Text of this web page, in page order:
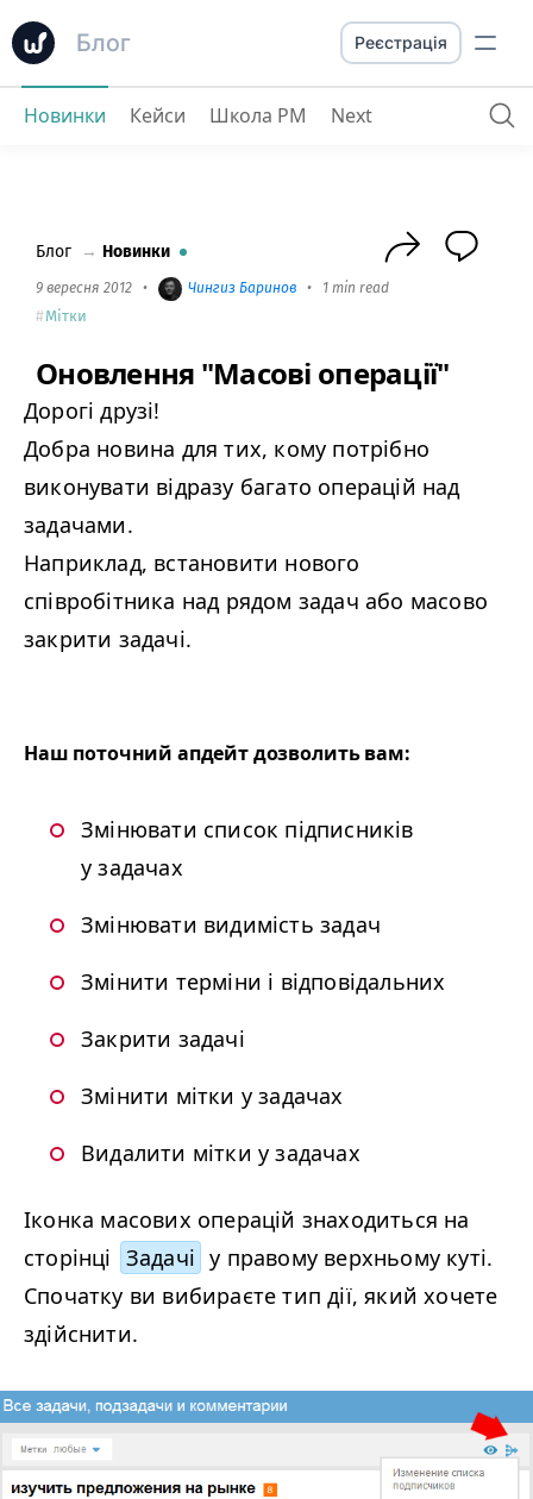
Блог
Оновлення "Масові операції"
Реєстрація
Новинки Кейси Школа PM Next
Блог → Новинки
9 вересня 2012 • Чингиз Баринов • 1 min read
Мітки
Оновлення "Масові операції"
Дорогі друзі!
Добра новина для тих, кому потрібно
виконувати відразу багато операцій над
задачами.
Наприклад, встановити нового
співробітника над рядом задач або масово
закрити задачі.
Наш поточний апдейт дозволить вам:
Змінювати список підписників
у задачах
Змінювати видимість задач
Змінити терміни і відповідальних
Закрити задачі
Змінити мітки у задачах
Видалити мітки у задачах
Іконка масових операцій знаходиться на
сторінці Задачі у правому верхньому куті.
Спочатку ви вибираєте тип дії, який хочете
здійснити.